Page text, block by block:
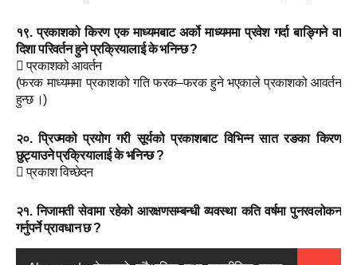
१९. प्रकाशको किरण एक माध्यमबाट अर्को माध्यममा प्रवेश गर्दा बाङ्गिने वा
दिशा परिवर्तन हुने प्रक्रियालाई के भनिन्छ ?
 प्रकाशको आवर्तन
(फरक माध्यममा प्रकाशको गति फरक–फरक हुने भएकाले प्रकाशको आवर्तन
हुन्छ ।)
२०. प्रिज्मको प्रयोग गरी सूर्यको प्रकाशबाट विभिन्न सात रङका किरण
छुट्याउने प्रक्रियालाई के भनिन्छ ?
 प्रकाश विच्छेदन
२१. निजामती सेवामा रहेको आरक्षणसम्बन्धी व्यवस्था कति वर्षमा पुनरवलोकन
गर्नुपर्ने प्रावधान छ ?